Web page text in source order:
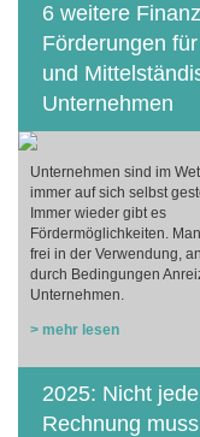
6 weitere
Förderungen
und
Unternehmen
Unternehmen sind im
immer auf sich selbst
Immer wieder gibt es
Fördermöglichkeiten.
frei in der Verwendung,
durch Bedingungen
Unternehmen.
> mehr lesen
2025: Nicht jede
Rechnung